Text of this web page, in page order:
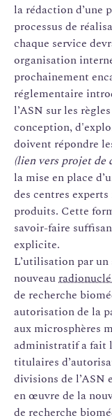
la rédaction d’une
processus de
chaque service
organisation
prochainement
réglementaire
l’ASN sur les
conception,
doivent répondre
(lien vers projet de
la mise en place
des centres
produits. Cette
savoir-faire
explicite.
L’utilisation par un
nouveau
de recherche
autorisation de la
aux microsphères
administratif a fait
titulaires
divisions de l’ASN
en œuvre de la
de recherche